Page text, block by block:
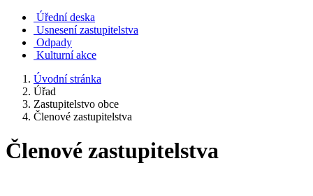
Úřední deska
Usnesení zastupitelstva
Odpady
Kulturní akce
Úvodní stránka
Úřad
Zastupitelstvo obce
Členové zastupitelstva
Členové zastupitelstva